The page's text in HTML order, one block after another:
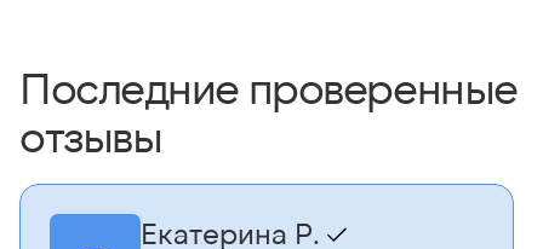
Последние проверенные
отзывы
Екатерина Р.